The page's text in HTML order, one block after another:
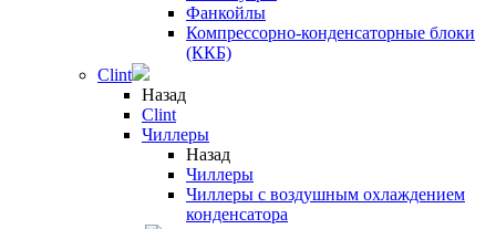
Фанкойлы
Компрессорно-конденсаторные блоки
(ККБ)
Clint
Назад
Clint
Чиллеры
Назад
Чиллеры
Чиллеры с воздушным охлаждением
конденсатора